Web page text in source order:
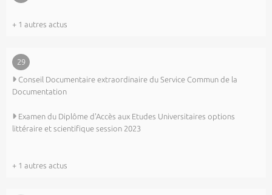
+ 1 autres actus
29
Conseil Documentaire extraordinaire du Service Commun de la
Documentation
Examen du Diplôme d'Accès aux Etudes Universitaires options
littéraire et scientifique session 2023
+ 1 autres actus